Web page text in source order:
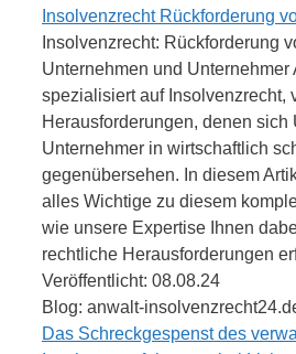
Insolvenzrecht Rückforderung
Insolvenzrecht: Rückforderung
Unternehmen und Unternehmer
spezialisiert auf Insolvenzrecht,
Herausforderungen, denen sich
Unternehmer in wirtschaftlich
gegenübersehen. In diesem
alles Wichtige zu diesem
wie unsere Expertise Ihnen
rechtliche Herausforderungen
Veröffentlicht: 08.08.24
Blog: anwalt-
Das Schreckgespenst des